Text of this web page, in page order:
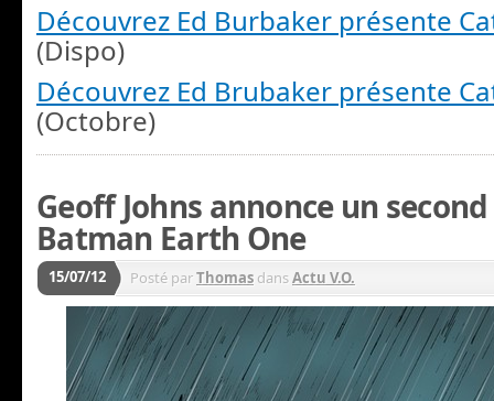
Découvrez Ed Burbaker présente
(Dispo)
Découvrez Ed Brubaker présente
(Octobre)
Geoff Johns annonce un
Batman Earth One
15/07/12 Posté parThomas dansActu V.O.